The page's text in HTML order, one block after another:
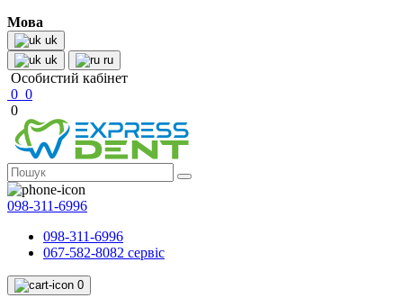
Мова
uk
uk
ru
Особистий кабінет
0 0
0
098-311-6996
098-311-6996
067-582-8082 сервіс
0